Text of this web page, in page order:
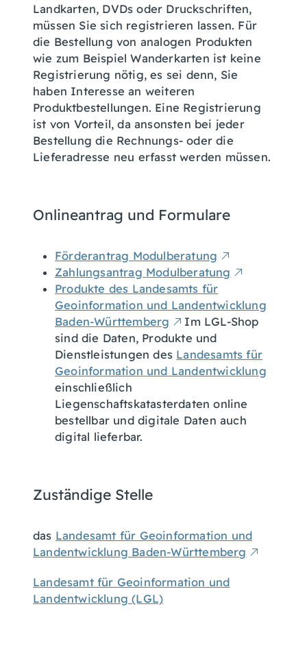
Landkarten, DVDs oder Druckschriften,
müssen Sie sich registrieren lassen. Für
die Bestellung von analogen Produkten
wie zum Beispiel Wanderkarten ist keine
Registrierung nötig, es sei denn, Sie
haben Interesse an weiteren
Produktbestellungen. Eine Registrierung
ist von Vorteil, da ansonsten bei jeder
Bestellung die Rechnungs- oder die
Lieferadresse neu erfasst werden müssen.
Onlineantrag und Formulare
Förderantrag Modulberatung
Zahlungsantrag Modulberatung
Produkte des Landesamts für
Geoinformation und Landentwicklung
Baden-Württemberg
Im LGL-Shop
sind die Daten, Produkte und
Dienstleistungen des Landesamts für
Geoinformation und Landentwicklung
einschließlich
Liegenschaftskatasterdaten online
bestellbar und digitale Daten auch
digital lieferbar.
Zuständige Stelle
das Landesamt für Geoinformation und
Landentwicklung Baden-Württemberg
Landesamt für Geoinformation und
Landentwicklung (LGL)